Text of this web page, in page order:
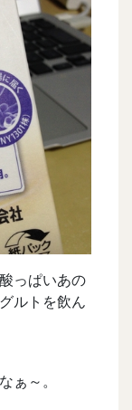
っぱいあの
ルトを飲ん
ぁ～。